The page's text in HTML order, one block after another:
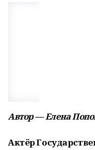
Автор — Елена
Актёр